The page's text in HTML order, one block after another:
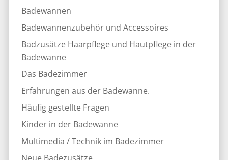
Badewannen
Badewannenzubehör und Accessoires
Badzusätze Haarpflege und Hautpflege in der
Badewanne
Das Badezimmer
Erfahrungen aus der Badewanne.
Häufig gestellte Fragen
Kinder in der Badewanne
Multimedia / Technik im Badezimmer